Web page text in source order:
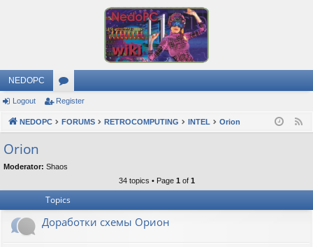
NEDOPC
or
u
s
Logout Register
NEDOPC FORUMS RETROCOMPUTING INTEL Orion
Orion
Moderator: Shaos
34 topics • Page 1 of 1
Topics
Доработки схемы Орион